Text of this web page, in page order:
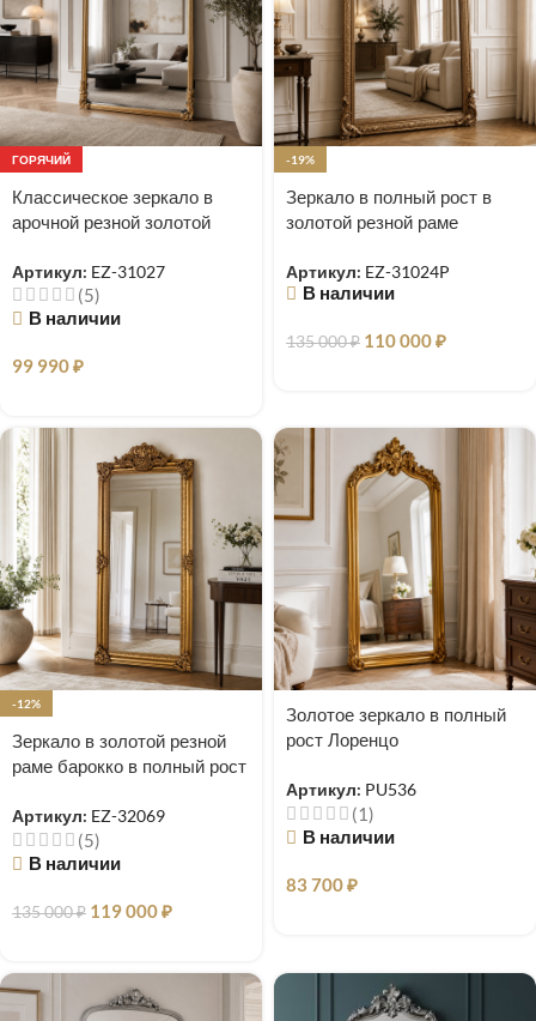
ГОРЯЧИЙ
Классическое зеркало в
арочной резной золотой
Артикул: EZ-31027
(5)
В наличии
99 990₽
-19%
Зеркало в полный рост в
золотой резной раме
Артикул: EZ-31024P
В наличии
135 000₽ 110 000₽
-12%
Зеркало в золотой резной
раме барокко в полный рост
Артикул: EZ-32069
(5)
В наличии
135 000₽ 119 000₽
Золотое зеркало в полный
рост Лоренцо
Артикул: PU536
(1)
В наличии
83 700₽